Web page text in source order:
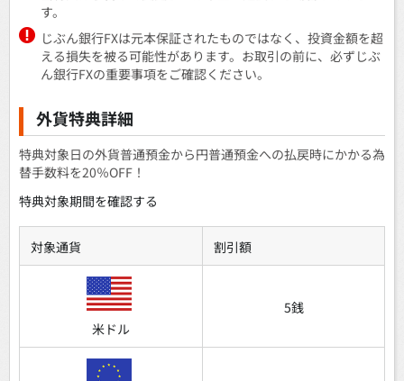
す。
じぶん銀行FXは元本保証されたものではなく、投資金額を超
える損失を被る可能性があります。お取引の前に、必ずじぶ
ん銀行FXの重要事項をご確認ください。
外貨特典詳細
特典対象日の外貨普通預金から円普通預金への払戻時にかかる為
替手数料を20％OFF！
特典対象期間を確認する
対象通貨 割引額
米ドル
5銭